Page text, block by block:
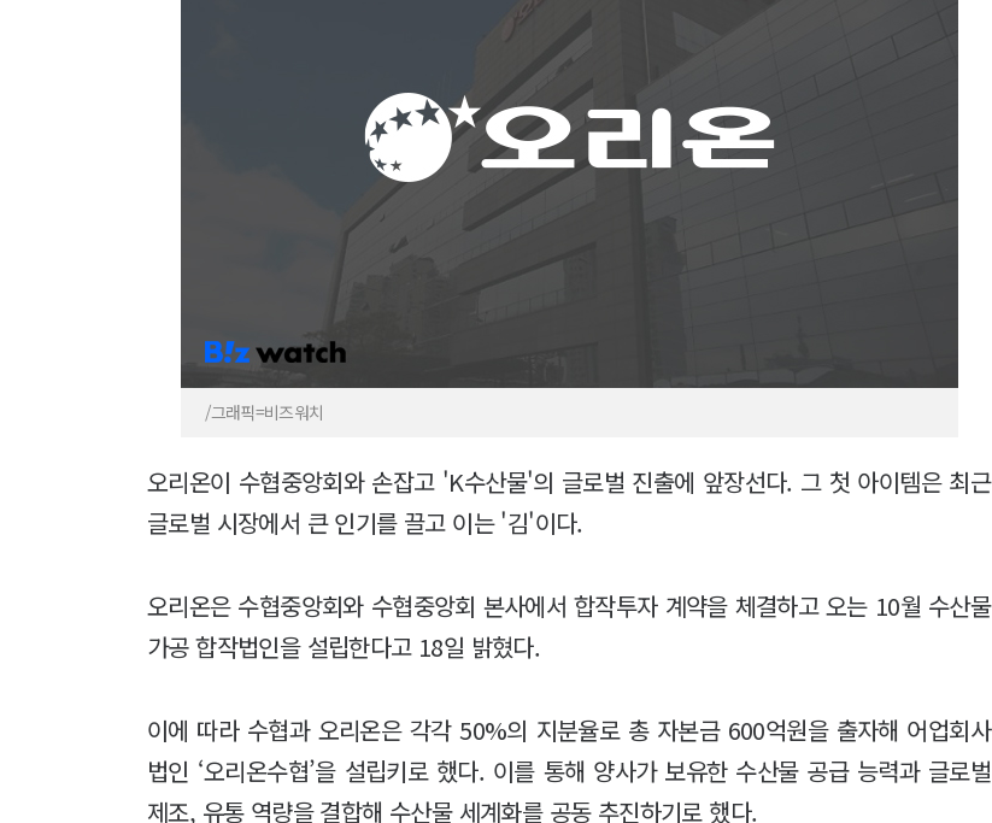
/그래픽=비즈워치
오리온이 수협중앙회와 손잡고 'K수산물'의 글로벌 진출에 앞장선다. 그 첫 아이템은 최근
글로벌 시장에서 큰 인기를 끌고 이는 '김'이다.
오리온은 수협중앙회와 수협중앙회 본사에서 합작투자 계약을 체결하고 오는 10월 수산물
가공 합작법인을 설립한다고 18일 밝혔다.
이에 따라 수협과 오리온은 각각 50%의 지분율로 총 자본금 600억원을 출자해 어업회사
법인 ‘오리온수협’을 설립키로 했다. 이를 통해 양사가 보유한 수산물 공급 능력과 글로벌
제조, 유통 역량을 결합해 수산물 세계화를 공동 추진하기로 했다.